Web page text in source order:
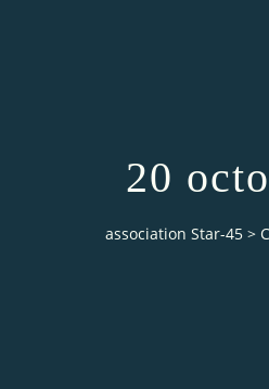
20
association Star-45 >